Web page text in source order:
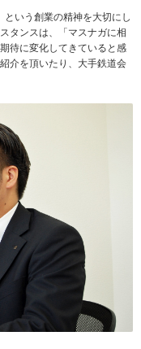
いう創業の精神を大切にし
タンスは、「マスナガに相
待に変化してきていると感
介を頂いたり、大手鉄道会